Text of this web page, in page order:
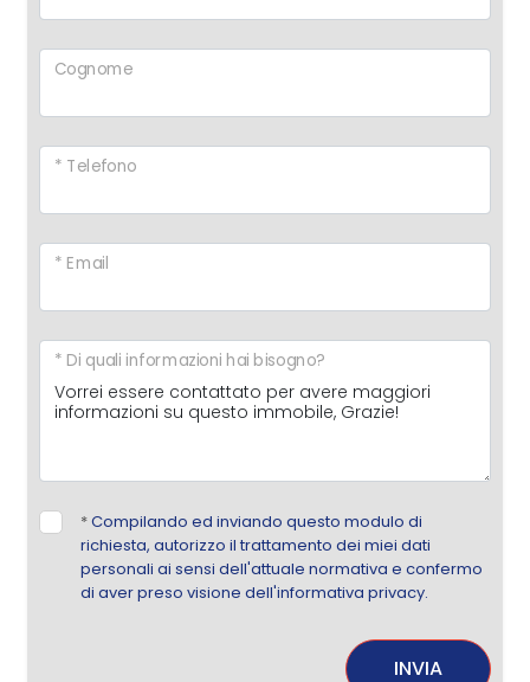
Cognome
* Telefono
* Email
* Di quali informazioni hai bisogno?
*Compilando ed inviando questo modulo di
richiesta, autorizzo il trattamento dei miei dati
personali ai sensi dell'attuale normativa e confermo
di aver preso visione dell'informativa privacy.
INVIA